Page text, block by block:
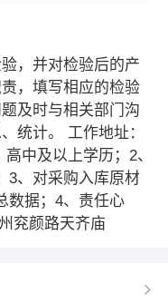
，并对检验后的产
，填写相应的检验
及时与相关部门沟
统计。 工作地址：
中及以上学历；2、
3、对采购入库原材
数据；4、责任心
兖颜路天齐庙